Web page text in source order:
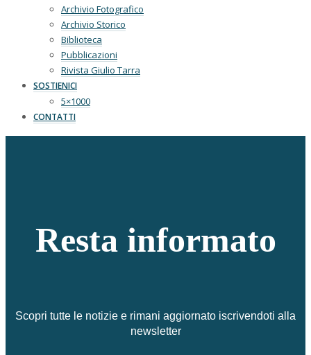
Archivio Fotografico
Archivio Storico
Biblioteca
Pubblicazioni
Rivista Giulio Tarra
SOSTIENICI
5×1000
CONTATTI
Resta informato
Scopri tutte le notizie e rimani aggiornato iscrivendoti alla
newsletter